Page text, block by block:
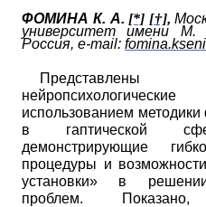
ФОМИНА К. А. [*] [†],
университет имени М.
Россия, e-mail: fomina.
использованием
в гаптической
демонстрирующие
процедуры и
установки» в решении
проблем.